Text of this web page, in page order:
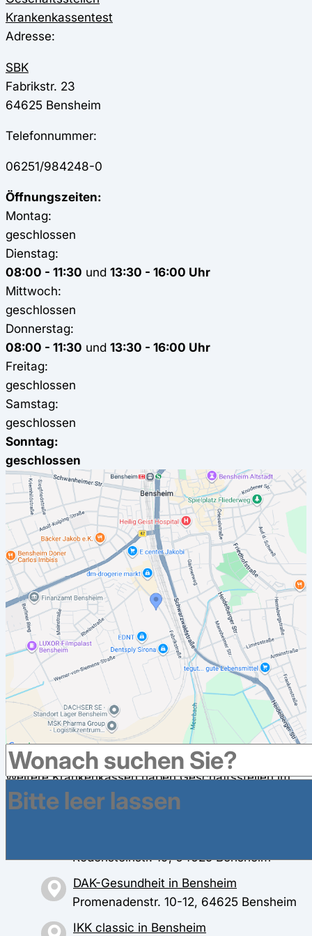
Krankenkassentest
Adresse:
SBK
Fabrikstr. 23
64625 Bensheim
Telefonnummer:
06251/984248-0
Öffnungszeiten:
Montag:
geschlossen
Dienstag:
08:00 - 11:30 und 13:30 - 16:00 Uhr
Mittwoch:
geschlossen
Donnerstag:
08:00 - 11:30 und 13:30 - 16:00 Uhr
Freitag:
geschlossen
Samstag:
geschlossen
Sonntag:
geschlossen
Weitere Krankenkassen haben Geschäftsstellen im
Umkreis in Bensheim
Rodensteinstr. 19, 64625 Bensheim
DAK-Gesundheit in Bensheim
Promenadenstr. 10-12, 64625 Bensheim
IKK classic in Bensheim